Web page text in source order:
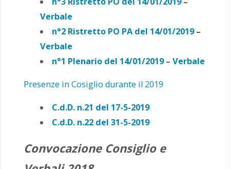
Verbale
n°2 Ristretto PO PA del 14/01/2019–
Verbale
n°1 Plenario del 14/01/2019–Verbale
Presenze in Cosiglio durante il 2019
C.d.D. n.21 del 17-5-2019
C.d.D. n.22 del 31-5-2019
Convocazione Consiglio e